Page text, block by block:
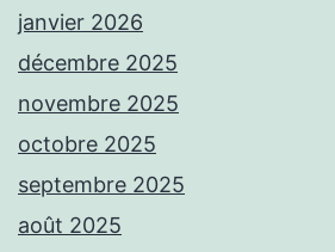
janvier 2026
décembre 2025
novembre 2025
octobre 2025
septembre 2025
août 2025